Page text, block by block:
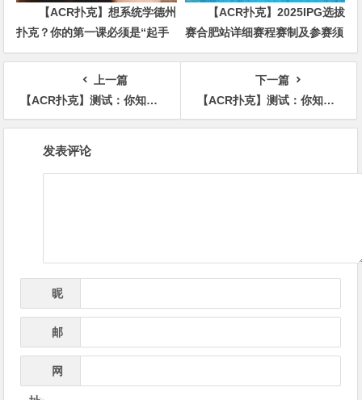
【ACR扑克】想系统学德州
扑克？你的第一课必须是“起手
牌范围”
【ACR扑克】2025IPG选拔
赛合肥站详细赛程赛制及参赛须
知发布（更新版）
上一篇
【ACR扑克】测试：你知道该怎么游戏暗三条吗？
下一篇
【ACR扑克】测试：你知道该怎么游戏暗三条吗？
发表评论
昵
*
邮
*
网